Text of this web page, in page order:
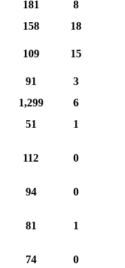
181 8
158 18
109 15
91 3
1,299 6
51 1
112 0
94 0
81 1
74 0